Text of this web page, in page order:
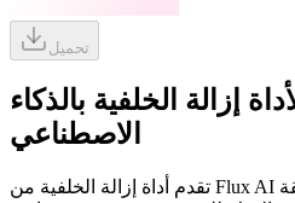
تحميل
إزالة الخلفية بالذكاء
الاصطناعي
تقدم أداة إزالة الخلفية من Flux AI قدرات استثنائية تغير طريقة